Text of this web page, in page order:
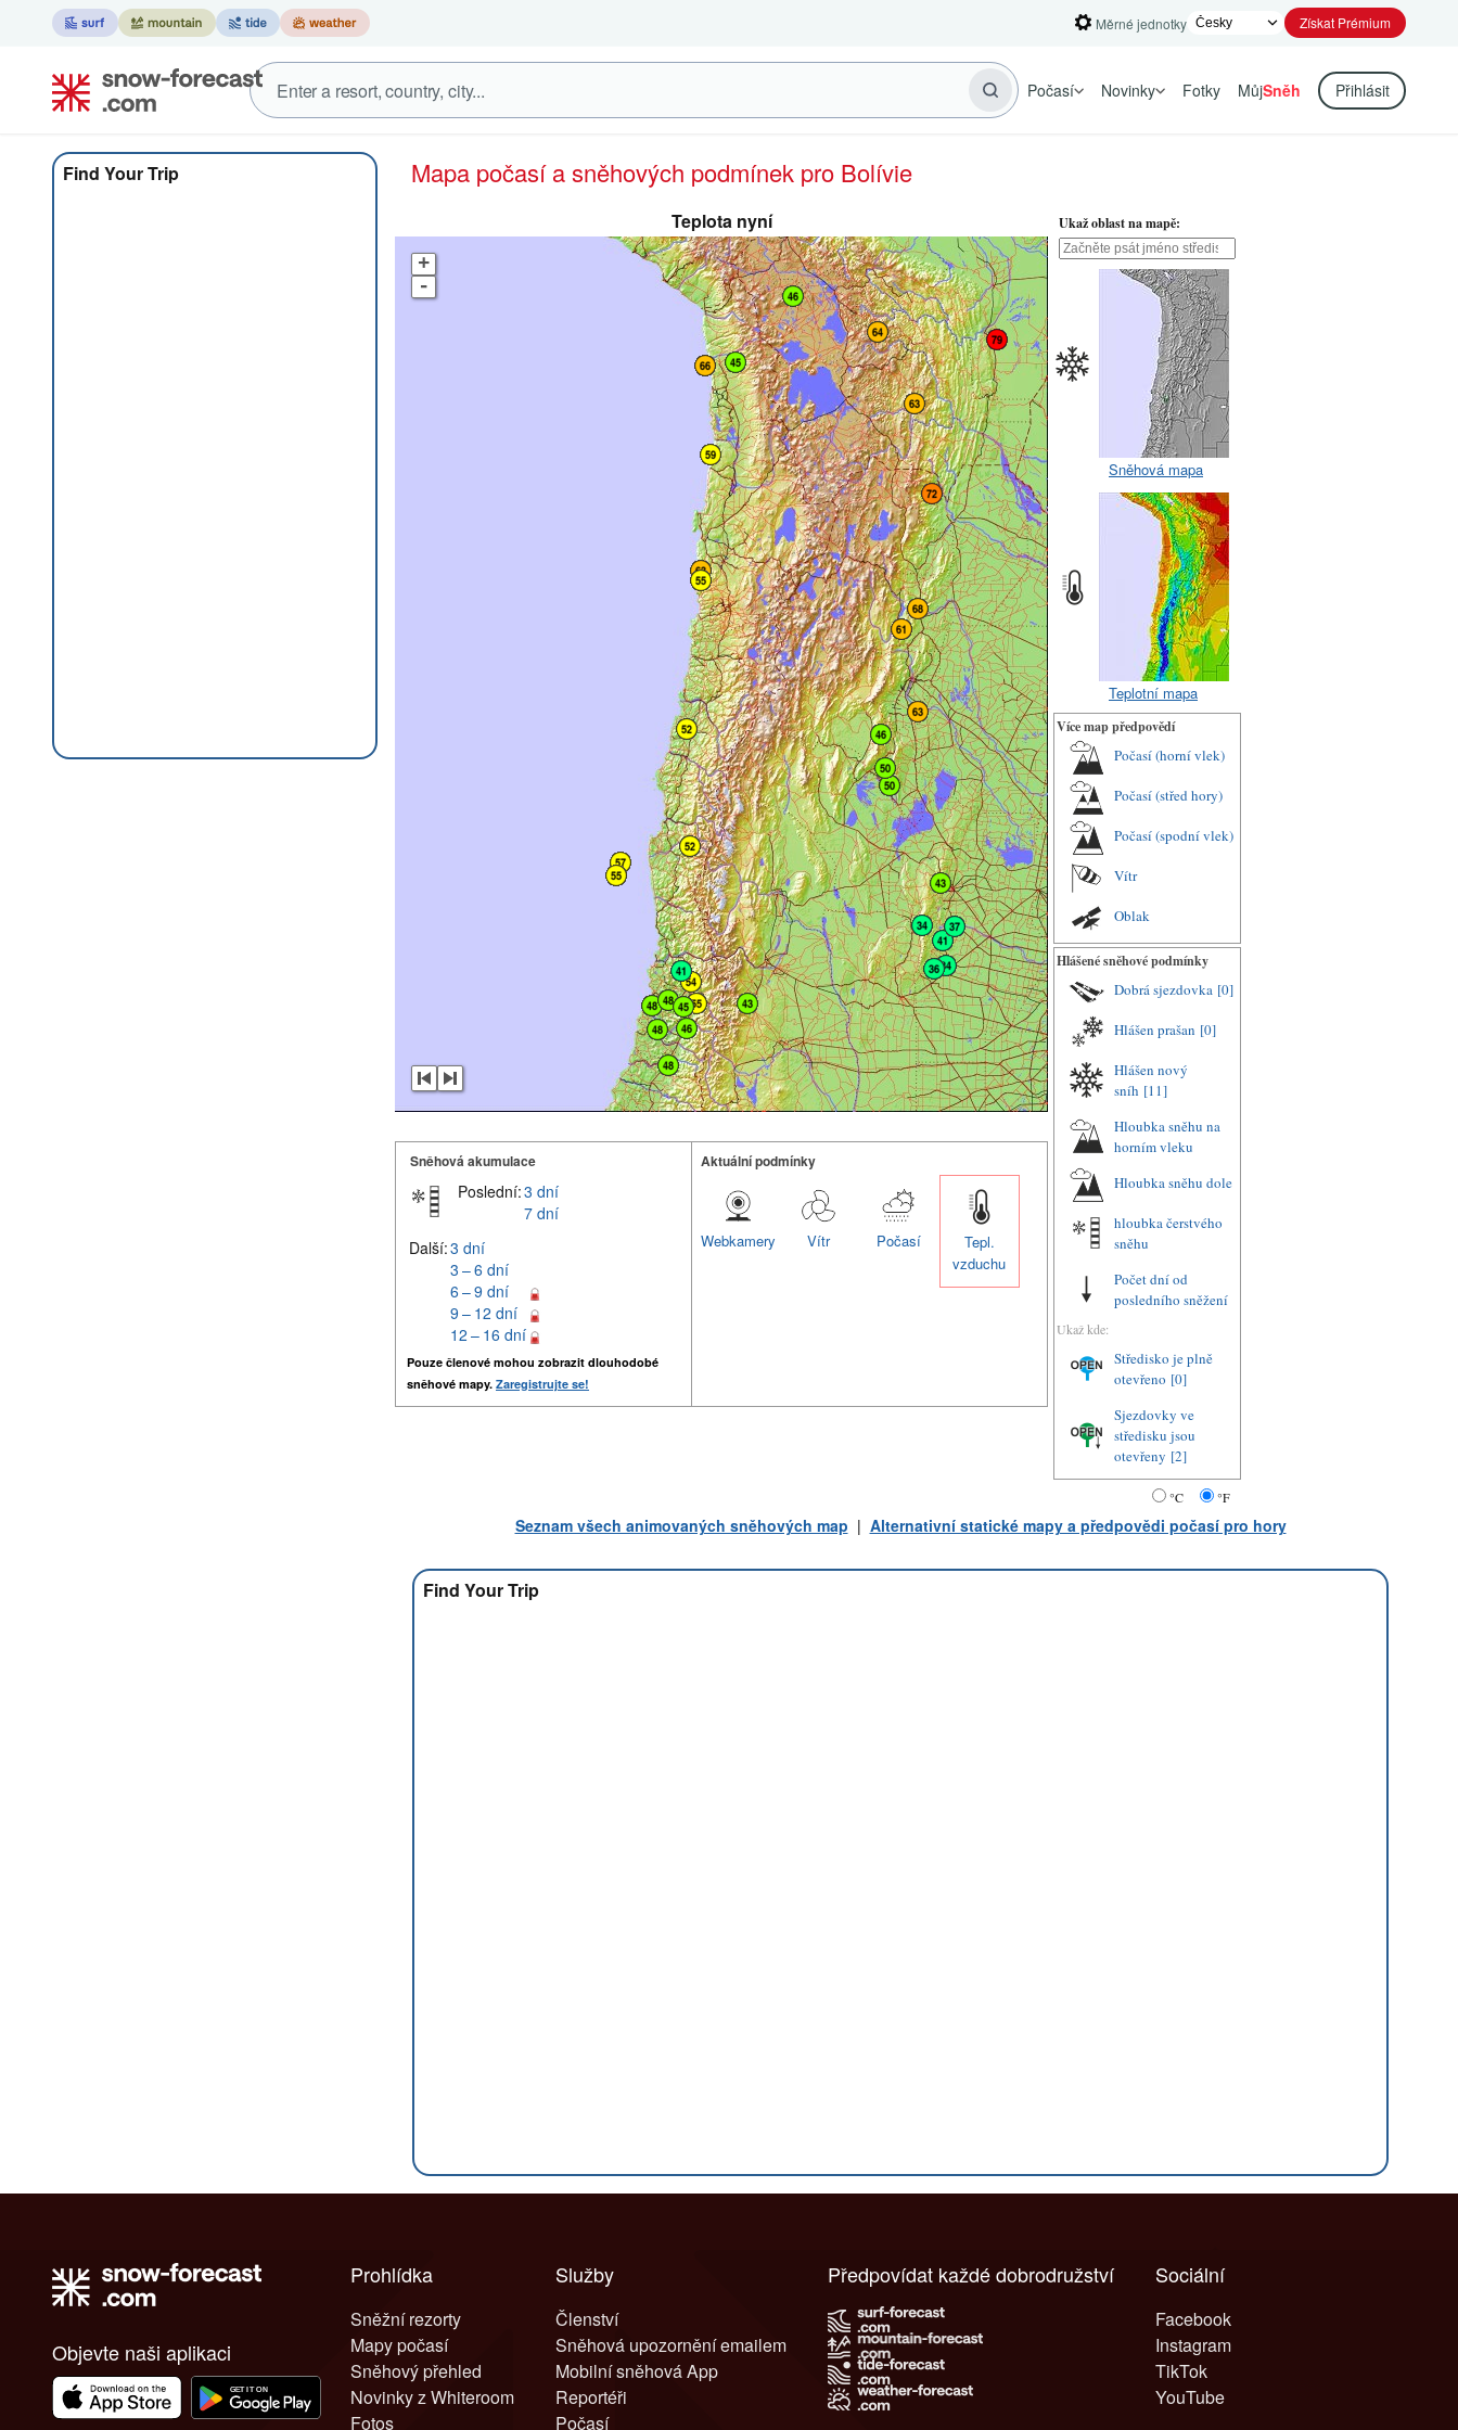
Měrné jednotky Získat Prémium
Počasí Novinky Fotky MůjSněh Přihlásit
Find Your Trip Mapa počasí a sněhových podmínek pro Bolívie
Teplota nyní
+
-
Sněhová akumulace
Poslední:3 dní
7 dní
Další:3 dní
3 – 6 dní
6 – 9 dní
9 – 12 dní
12 – 16 dní
Pouze členové mohou zobrazit dlouhodobé
sněhové mapy. Zaregistrujte se!
Aktuální podmínky
Tepl.
vzduchu
Počasí
Vítr
Webkamery
Ukaž oblast na mapě:
Sněhová mapa
Teplotní mapa
Více map předpovědí
Počasí (horní vlek)
Počasí (střed hory)
Počasí (spodní vlek)
Vítr
Oblak
Hlášené sněhové podmínky
Dobrá sjezdovka [0]
Hlášen prašan [0]
Hlášen nový
sníh [11]
Hloubka sněhu na
horním vleku
Hloubka sněhu dole
hloubka čerstvého
sněhu
Počet dní od
posledního sněžení
Ukaž kde:
Středisko je plně
otevřeno [0]
Sjezdovky ve
středisku jsou
otevřeny [2]
°C °F
Seznam všech animovaných sněhových map | Alternativní statické mapy a předpovědi počasí pro hory
Find Your Trip
Objevte naši aplikaci
Prohlídka
Sněžní rezorty
Mapy počasí
Sněhový přehled
Novinky z Whiteroom
Fotos
Služby
Členství
Sněhová upozornění emailem
Mobilní sněhová App
Reportéři
Počasí
Sociální
Facebook
Instagram
TikTok
YouTube
Předpovídat každé dobrodružství